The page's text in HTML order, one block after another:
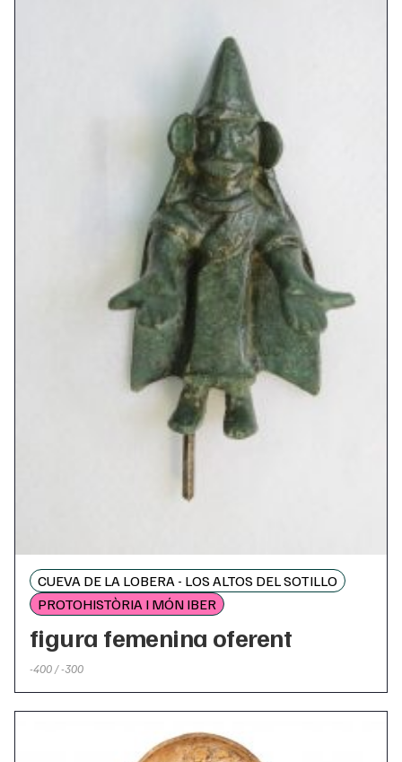
CUEVA DE LA LOBERA - LOS ALTOS DEL SOTILLO
PROTOHISTÒRIA I MÓN IBER
figura femenina oferent
-400 / -300